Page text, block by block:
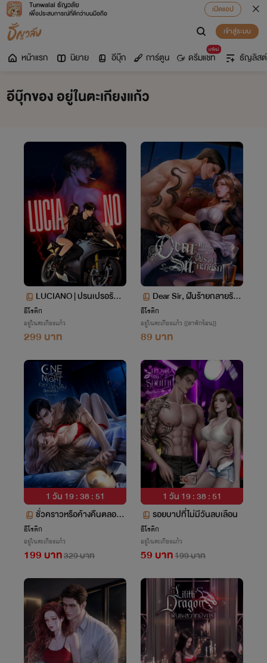
Tunwalai ธัญวลัย
เพื่อประสบการณ์ที่ดีกว่าบนมือถือ
เปิดแอป
เข้าสู่ระบบ
หน้าแรก นิยาย อีบุ๊ก การ์ตูน
มาใหม่
ดรีมแชท ธัญลิสต์
อีบุ๊กของ อยู่ในตะเกียงแก้ว
LUCIANO | ปรนเปรอรัก(ลั
บ)คุณชายสารเลว
อีโรติก
อยู่ในตะเกียงแก้ว
299 บาท
Dear Sir, ฝันร้ายกลายรัก
4P
อีโรติก
อยู่ในตะเกียงแก้ว {{ลาพักร้อน}}
89 บาท
1 วัน 19 : 38 : 50
ชั่วคราวหรือค้างคืนตลอดไ
ป | ONE MORE NIGHT
อีโรติก
อยู่ในตะเกียงแก้ว
199 บาท329 บาท
1 วัน 19 : 38 : 50
รอยบาปที่ไม่มีวันลบเลือน
อีโรติก
อยู่ในตะเกียงแก้ว
59 บาท199 บาท